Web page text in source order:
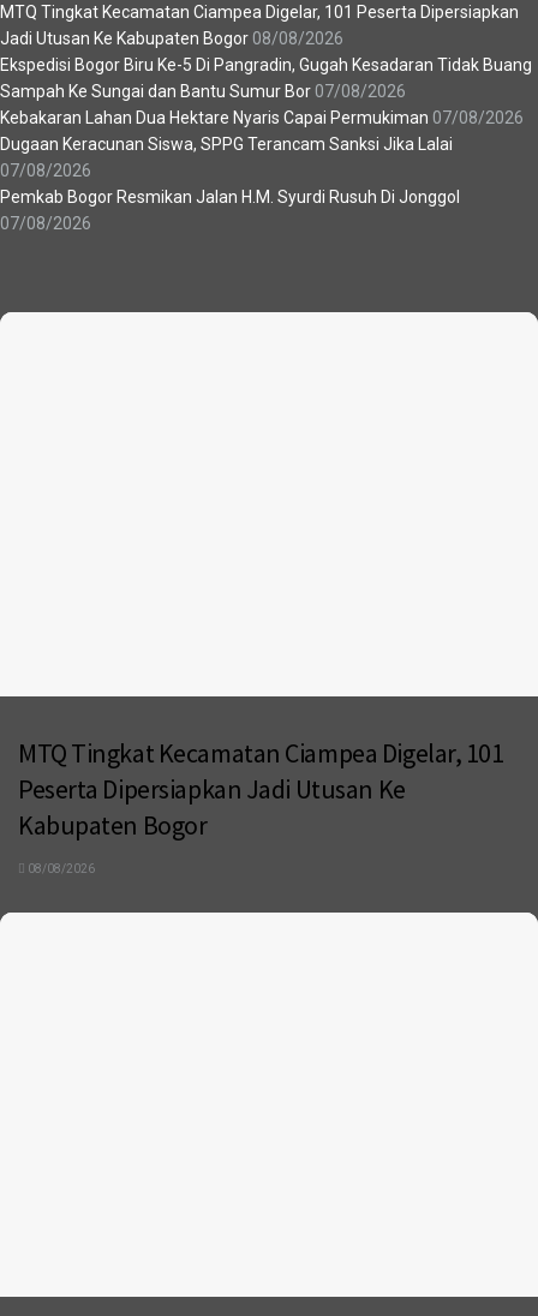
MTQ Tingkat Kecamatan Ciampea Digelar, 101 Peserta Dipersiapkan
Jadi Utusan Ke Kabupaten Bogor 08/08/2026
Ekspedisi Bogor Biru Ke-5 Di Pangradin, Gugah Kesadaran Tidak Buang
Sampah Ke Sungai dan Bantu Sumur Bor 07/08/2026
Kebakaran Lahan Dua Hektare Nyaris Capai Permukiman 07/08/2026
Dugaan Keracunan Siswa, SPPG Terancam Sanksi Jika Lalai
07/08/2026
Pemkab Bogor Resmikan Jalan H.M. Syurdi Rusuh Di Jonggol
07/08/2026
MTQ Tingkat Kecamatan Ciampea Digelar, 101
Peserta Dipersiapkan Jadi Utusan Ke
Kabupaten Bogor
08/08/2026